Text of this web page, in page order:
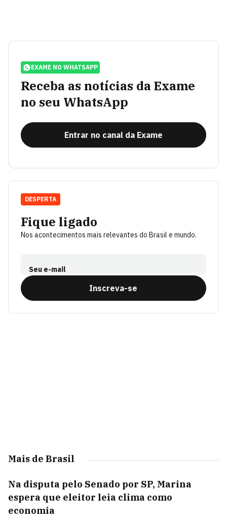
EXAME NO WHATSAPP
Receba as notícias da Exame
no seu WhatsApp
Entrar no canal da Exame
Fique ligado
Nos acontecimentos mais relevantes do Brasil e mundo.
Seu e-mail
Inscreva-se
DESPERTA
Mais de Brasil
Na disputa pelo Senado por SP, Marina
espera que eleitor leia clima como
economia